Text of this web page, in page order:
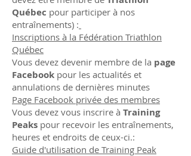
Québec pour participer à nos
entraînements) :
Inscriptions à la Fédération Triathlon
Québec
V ous devez devenir membre de la page
Facebook pour les actualités et
annulations de dernières minutes
P age Facebook privée des membres
Vous devez vous inscrire à Training
Peaks pour recevoir les entraînements,
heures et endroits de ceux-ci.:
G uide d'utilisation de Training Peak